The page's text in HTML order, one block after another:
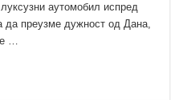
аутомобил испред
да преузме дужност од Дана,
…